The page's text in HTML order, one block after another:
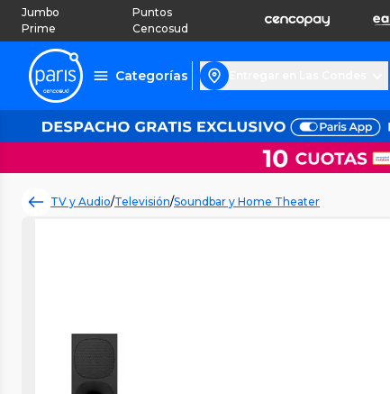
Jumbo
Prime
Puntos
Cencosud
Categorías
TV y Audio/Televisión/Soundbar y Home Theater